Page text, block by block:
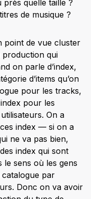
quelle taille ?
de musique ?
point de vue cluster
qui
on parle d’index,
d’items qu’on
pour les tracks,
pour les
On a
index — si on a
ne va pas bien,
index qui sont
le sens où les gens
par
Donc on va avoir